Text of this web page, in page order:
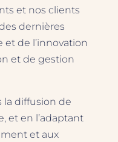
et nos clients
dernières
et de l’innovation
et de gestion
la diffusion de
et en l’adaptant
et aux